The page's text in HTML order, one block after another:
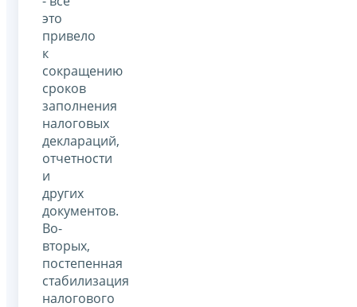
это
привело
к
сокращению
сроков
заполнения
налоговых
деклараций,
отчетности
и
других
документов.
Во-
вторых,
постепенная
стабилизация
налогового